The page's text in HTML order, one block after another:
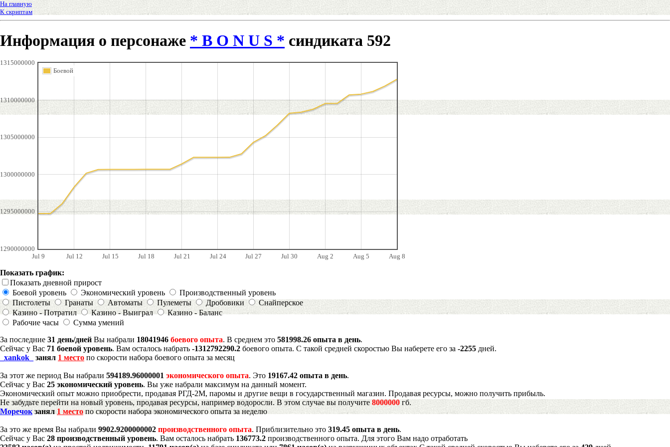
На главную
К скриптам
Информация о персонаже * B O N U S * синдиката 592
Jul 9 Jul 12 Jul 15 Jul 18 Jul 21 Jul 24 Jul 27 Jul 30 Aug 2 Aug 5 Aug 8
1290000000
1295000000
1300000000
1305000000
1310000000
1315000000
Боевой
Показать график:
Показать дневной прирост
Боевой уровень
Экономический уровень
Производственный уровень
Пистолеты
Гранаты Автоматы Пулеметы Дробовики
Снайперское
Казино - Потратил
Казино - Выиграл
Казино - Баланс
Рабочие часы
Сумма умений
За последние 31 день/дней Вы набрали 18041946 боевого опыта. В среднем это 581998.26 опыта в день.
Сейчас у Вас 71 боевой уровень. Вам осталось набрать -1312792290.2 боевого опыта. С такой средней скоростью Вы наберете его за -2255 дней.
_xankok_
занял 1 место по скорости набора боевого опыта за месяц
За этот же период Вы набрали 594189.96000001 экономического опыта. Это 19167.42 опыта в день.
Сейчас у Вас 25 экономический уровень. Вы уже набрали максимум на данный момент.
Экономический опыт можно приобрести, продавая РГД-2М, паромы и другие вещи в государственный магазин. Продавая ресурсы, можно получить прибыль.
Не забудьте перейти на новый уровень, продавая ресурсы, например водоросли. В этом случае вы получите 8000000 гб.
Моречок занял 1 место по скорости набора экономического опыта за неделю
За это же время Вы набрали 9902.9200000002 производственного опыта. Приблизительно это 319.45 опыта в день.
Сейчас у Вас 28 производственный уровень. Вам осталось набрать 136773.2 производственного опыта. Для этого Вам надо отработать